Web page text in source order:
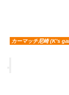
カーマッチ尼崎 (K’s